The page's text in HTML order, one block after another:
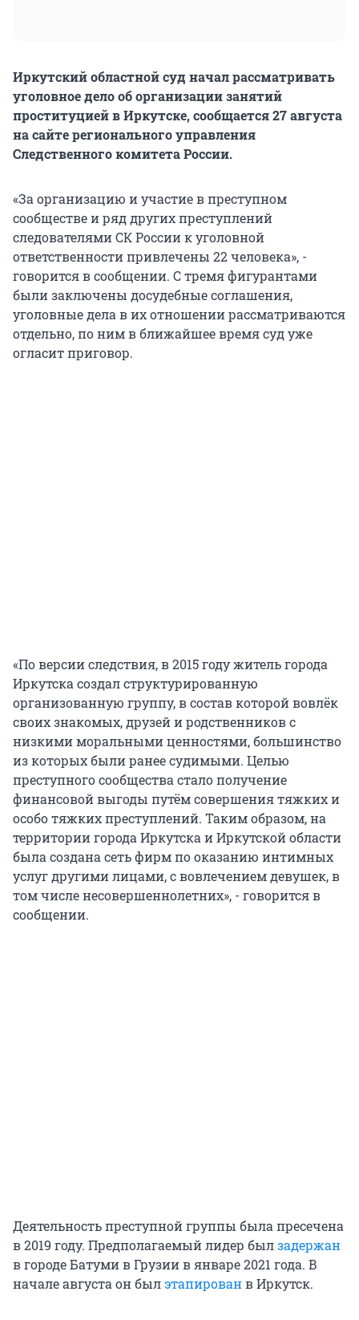
Иркутский областной суд начал рассматривать
уголовное дело об организации занятий
проституцией в Иркутске, сообщается 27 августа
на сайте регионального управления
Следственного комитета России.
«За организацию и участие в преступном
сообществе и ряд других преступлений
следователями СК России к уголовной
ответственности привлечены 22 человека», -
говорится в сообщении. С тремя фигурантами
были заключены досудебные соглашения,
уголовные дела в их отношении рассматриваются
отдельно, по ним в ближайшее время суд уже
огласит приговор.
«По версии следствия, в 2015 году житель города
Иркутска создал структурированную
организованную группу, в состав которой вовлёк
своих знакомых, друзей и родственников с
низкими моральными ценностями, большинство
из которых были ранее судимыми. Целью
преступного сообщества стало получение
финансовой выгоды путём совершения тяжких и
особо тяжких преступлений. Таким образом, на
территории города Иркутска и Иркутской области
была создана сеть фирм по оказанию интимных
услуг другими лицами, с вовлечением девушек, в
том числе несовершеннолетних», - говорится в
сообщении.
Деятельность преступной группы была пресечена
в 2019 году. Предполагаемый лидер былзадержан
в городе Батуми в Грузии в январе 2021 года. В
начале августа он былэтапированв Иркутск.